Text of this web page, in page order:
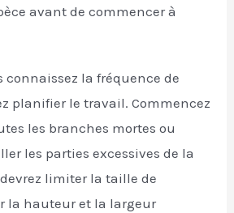
avant de commencer à
connaissez la fréquence de
planifier le travail. Commencez
les branches mortes ou
les parties excessives de la
limiter la taille de
la hauteur et la largeur